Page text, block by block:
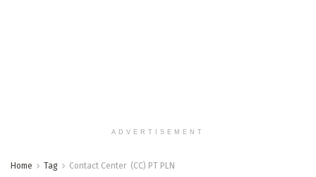
ADVERTISEMENT
Home Tag Contact Center (CC) PT PLN